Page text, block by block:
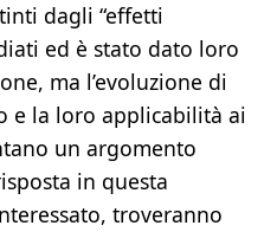
dagli “effetti
ed è stato dato loro
ma l’evoluzione di
e la loro applicabilità ai
un argomento
in questa
troveranno